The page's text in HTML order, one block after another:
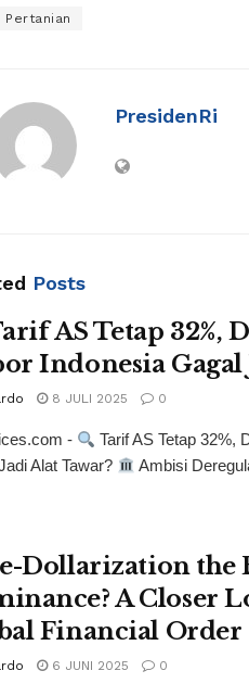
Pertanian
PresidenRi
Posts
AS Tetap 32%,
Indonesia Gagal
8 JULI 2025 0
-
Tarif AS Tetap 32%,
Alat Tawar?
Ambisi
Dollarization the
A Closer
Financial Order
6 JUNI 2025 0